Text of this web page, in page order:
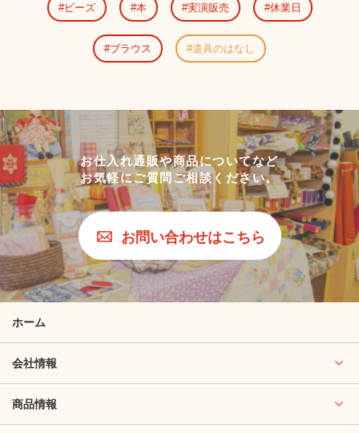
ビーズ 本 実演販売 休業日
ブラウス 道具のはなし
お仕入れ通販や商品についてなど
お気軽にご質問ご相談ください。
お問い合わせはこちら
ホーム
会社情報
商品情報